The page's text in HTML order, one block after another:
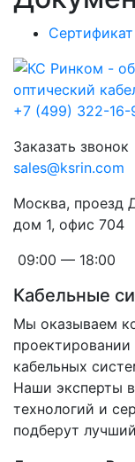
+7 (499) 322-16-
Заказать звонок
sales@ksrin.com
Москва, проезд
дом 1, офис 704
09:00 — 18:00
Кабельные
Мы оказываем
кабельных
Наши эксперты
технологий и
подберут